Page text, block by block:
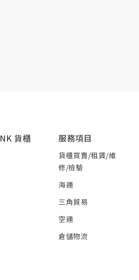
貨櫃
服務項目
貨櫃買賣/租賃/維
修/檢驗
海運
三角貿易
空運
倉儲物流